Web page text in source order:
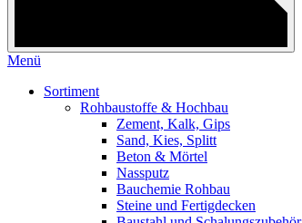
Menü
Sortiment
Rohbaustoffe & Hochbau
Zement, Kalk, Gips
Sand, Kies, Splitt
Beton & Mörtel
Nassputz
Bauchemie Rohbau
Steine und Fertigdecken